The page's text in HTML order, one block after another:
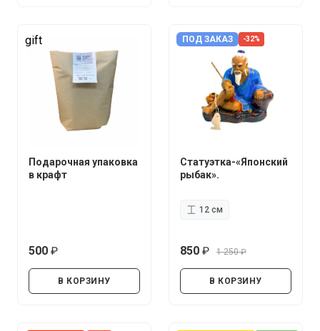
gift
Подарочная упаковка
в крафт
500
В КОРЗИНУ
ПОД ЗАКАЗ -32%
Статуэтка-«Японский
рыбак».
12 см
850
1 250
В КОРЗИНУ